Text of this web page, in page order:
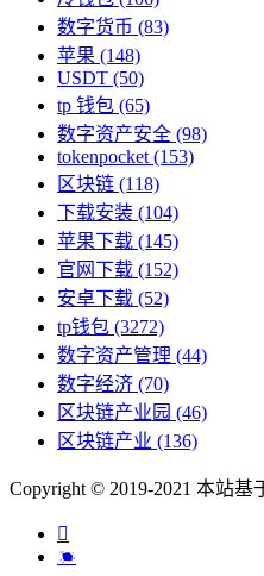
数字货币 (83)
苹果 (148)
USDT (50)
tp 钱包 (65)
数字资产安全 (98)
tokenpocket (153)
区块链 (118)
下载安装 (104)
苹果下载 (145)
官网下载 (152)
安卓下载 (52)
tp钱包 (3272)
数字资产管理 (44)
数字经济 (70)
区块链产业园 (46)
区块链产业 (136)
Copyright © 2019-2021 本站基

